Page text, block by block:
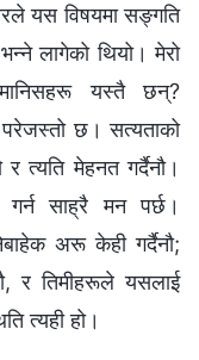
यस विषयमा सङ्गति
लागेको थियो। मेरो
यस्तै छन्?
छ। सत्यताको
त्यति मेहनत गर्दैनौ।
साह्रै मन पर्छ।
अरू केही गर्दैनौ;
र तिमीहरूले यसलाई
त्यही हो।